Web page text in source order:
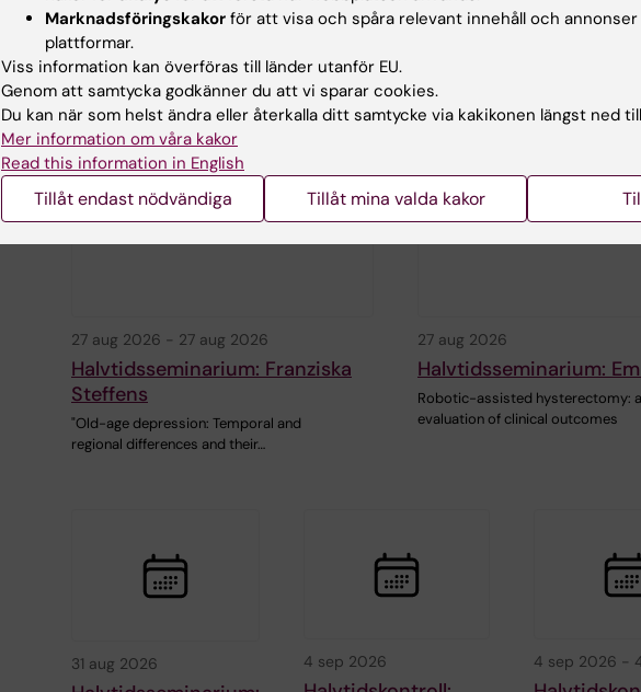
27 aug 2026 - 27 aug 2026
Halvtidsseminarium: Franziska
Steffens
"Old-age depression: Temporal and
regional differences and their…
27 aug 2026
Halvtidsseminarium:
Robotic-assisted hysterectomy:
evaluation of clinical outcomes
31 aug 2026 4 sep 2026 4 sep 2026 -
Marknadsföringskakor för att visa och spåra relevant innehåll och
plattformar.
Viss information kan överföras till länder utanför EU.
Genom att samtycka godkänner du att vi sparar cookies.
Du kan när som helst ändra eller återkalla ditt samtycke via kakikonen längst ned
Mer information om våra kakor
Read this information in English
Tillåt endast nödvändiga Tillåt mina valda kakor